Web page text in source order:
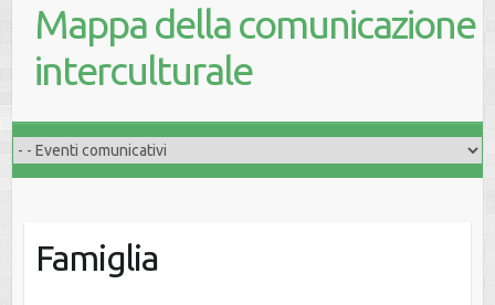
Mappa della comunicazione
interculturale
Famiglia